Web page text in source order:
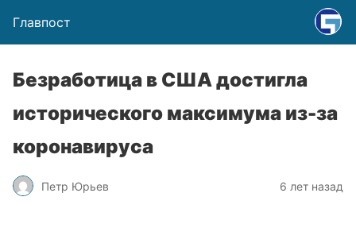
Главпост
Безработица в США достигла
исторического максимума из-за
коронавируса
Петр Юрьев 6 лет назад